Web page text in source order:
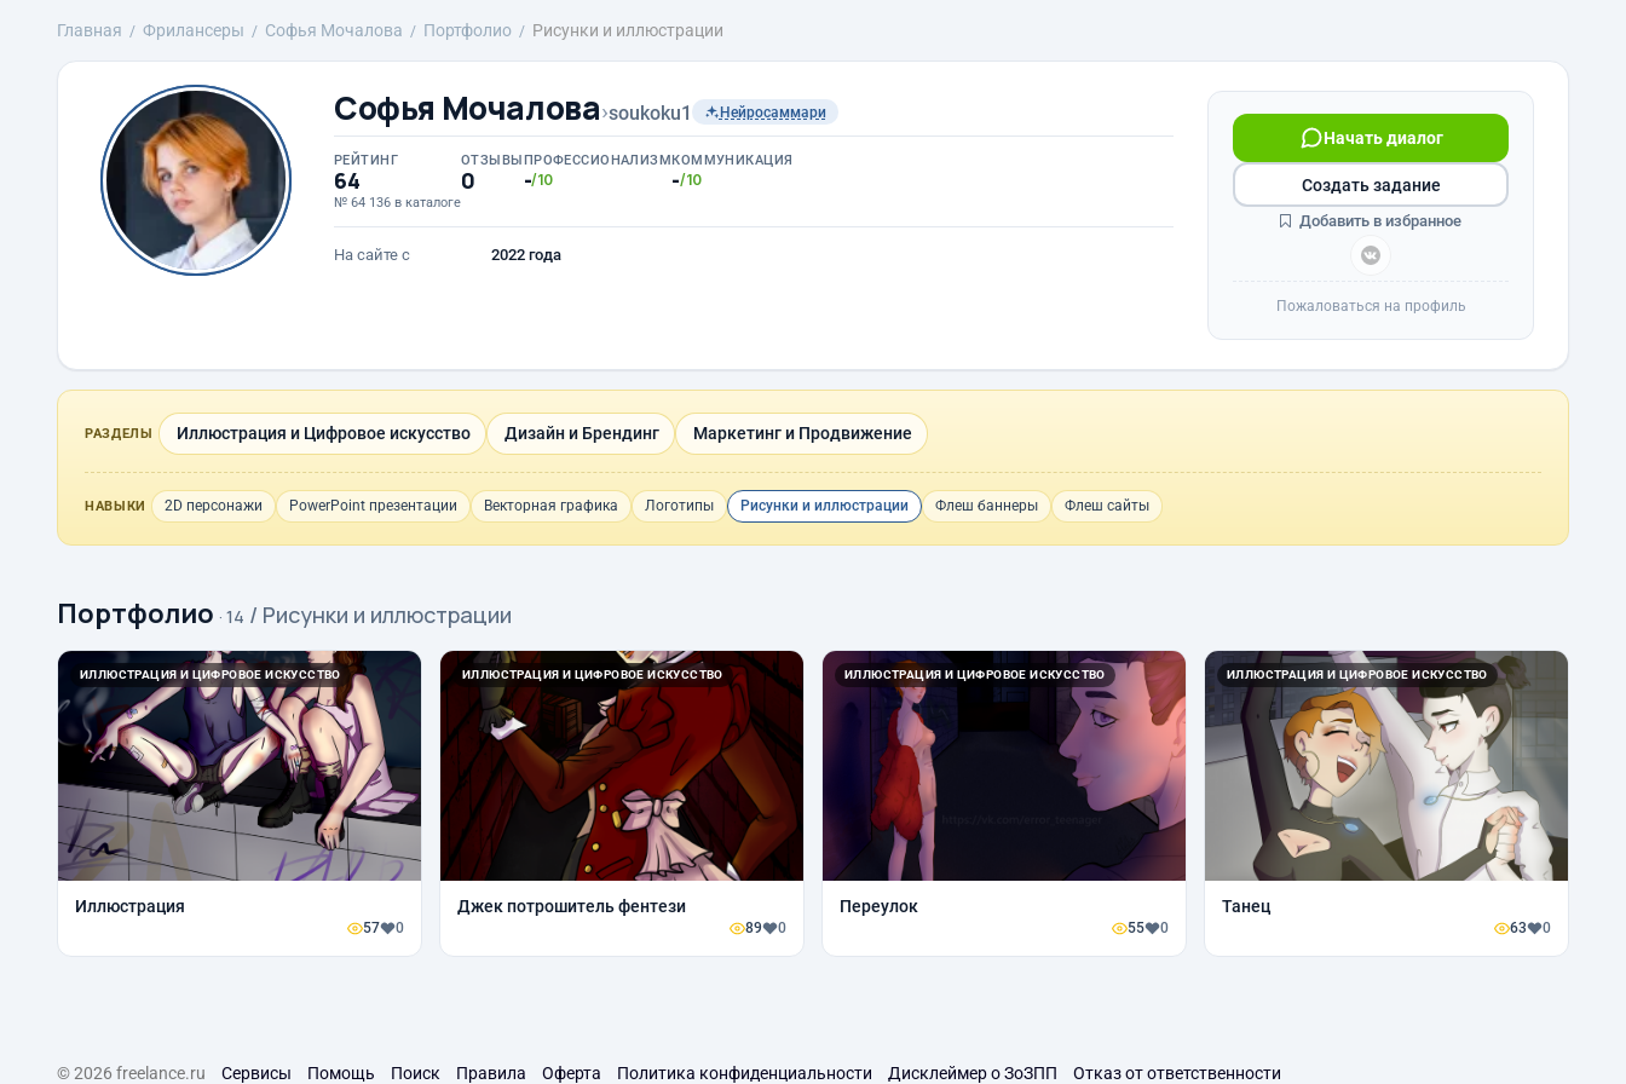
Главная Фрилансеры Софья Мочалова Портфолио Рисунки и иллюстрации
Софья Мочалова›soukoku1 Нейросаммари
РЕЙТИНГ
64
№ 64 136 в каталоге
ОТЗЫВЫ
0
ПРОФЕССИОНАЛИЗМ
-/10
КОММУНИКАЦИЯ
-/10
На сайте с 2022 года
Начать диалог
Создать задание
Добавить в избранное
Пожаловаться на профиль
РАЗДЕЛЫ Иллюстрация и Цифровое искусство Дизайн и Брендинг Маркетинг и Продвижение
НАВЫКИ 2D персонажи PowerPoint презентации Векторная графика Логотипы Рисунки и иллюстрации Флеш баннеры Флеш сайты
Портфолио · 14 / Рисунки и иллюстрации
ИЛЛЮСТРАЦИЯ И ЦИФРОВОЕ ИСКУССТВО
Иллюстрация
57 0
ИЛЛЮСТРАЦИЯ И ЦИФРОВОЕ ИСКУССТВО
Джек потрошитель фентези
89 0
ИЛЛЮСТРАЦИЯ И ЦИФРОВОЕ ИСКУССТВО
Переулок
55 0
ИЛЛЮСТРАЦИЯ И ЦИФРОВОЕ ИСКУССТВО
Танец
63 0
© 2026 freelance.ru Сервисы Помощь Поиск Правила Оферта Политика конфиденциальности Дисклеймер о ЗоЗПП Отказ от ответственности